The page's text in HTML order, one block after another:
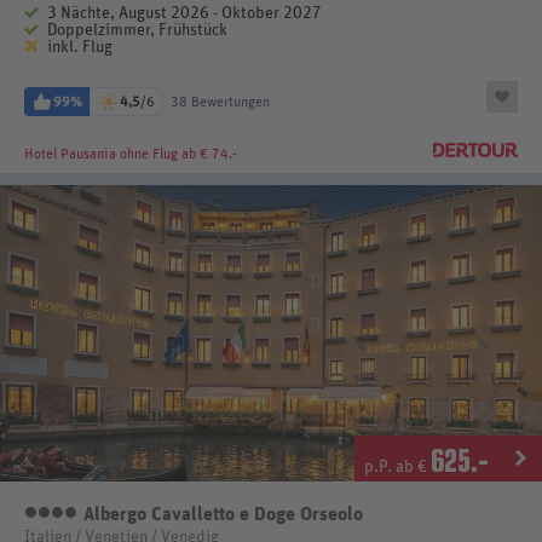
3 Nächte, August 2026 - Oktober 2027
Doppelzimmer, Frühstück
inkl. Flug
99% 4,5/6 38 Bewertungen
Hotel Pausania ohne Flug ab € 74.-
p.P. ab € 625.-
4 Sterne
Albergo Cavalletto e Doge Orseolo
Italien / Venetien / Venedig